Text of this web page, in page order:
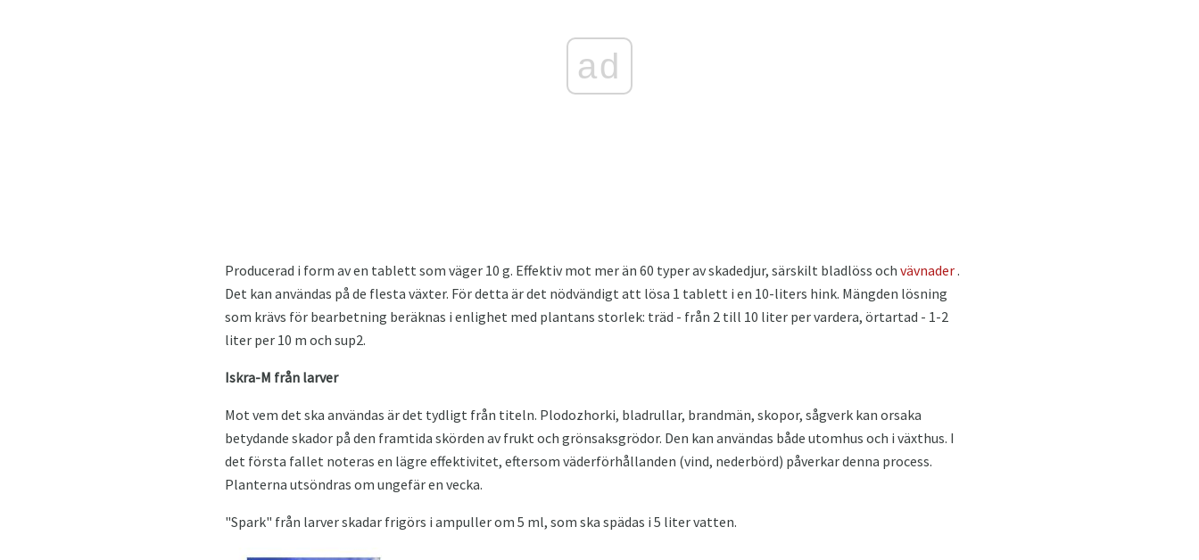
ad
Producerad i form av en tablett som väger 10 g. Effektiv mot mer än 60 typer av skadedjur, särskilt bladlöss och vävnader.
Det kan användas på de flesta växter. För detta är det nödvändigt att lösa 1 tablett i en 10-liters hink. Mängden lösning
som krävs för bearbetning beräknas i enlighet med plantans storlek: träd - från 2 till 10 liter per vardera, örtartad - 1-2
liter per 10 m och sup2.
Iskra-M från larver
Mot vem det ska användas är det tydligt från titeln. Plodozhorki, bladrullar, brandmän, skopor, sågverk kan orsaka
betydande skador på den framtida skörden av frukt och grönsaksgrödor. Den kan användas både utomhus och i växthus. I
det första fallet noteras en lägre effektivitet, eftersom väderförhållanden (vind, nederbörd) påverkar denna process.
Planterna utsöndras om ungefär en vecka.
"Spark" från larver skadar frigörs i ampuller om 5 ml, som ska spädas i 5 liter vatten.